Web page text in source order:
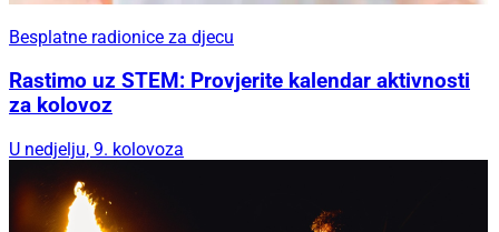
Besplatne radionice za djecu
Rastimo uz STEM: Provjerite kalendar aktivnosti
za kolovoz
U nedjelju, 9. kolovoza